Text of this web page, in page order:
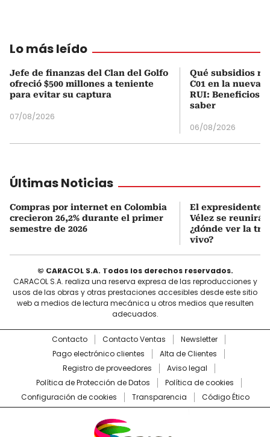
Lo más leído
Jefe de finanzas del Clan del Golfo
ofreció $500 millones a teniente
para evitar su captura
07/08/2026
Qué subsidios
C01 en la nueva
RUI: Beneficios
saber
06/08/2026
Últimas Noticias
Compras por internet en Colombia
crecieron 26,2% durante el primer
semestre de 2026
El expresidente
Vélez se reunirá
¿dónde ver la
vivo?
© CARACOL S.A. Todos los derechos reservados.
CARACOL S.A. realiza una reserva expresa de las reproducciones y
usos de las obras y otras prestaciones accesibles desde este sitio
web a medios de lectura mecánica u otros medios que resulten
adecuados.
Contacto Contacto Ventas
Newsletter
Pago electrónico clientes
Alta de Clientes
Registro de proveedores
Aviso legal
Política de Protección de Datos
Política de cookies
Configuración de cookies
Transparencia Código Ético